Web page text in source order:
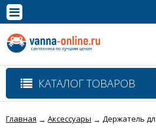
Полная версия сайта
КАТАЛОГ ТОВАРОВ
Главная → Аксессуары → Держатель